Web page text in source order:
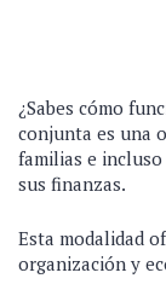
¿Sabes cómo
conjunta es una
familias e
sus finanzas.
Esta modalidad
organización y